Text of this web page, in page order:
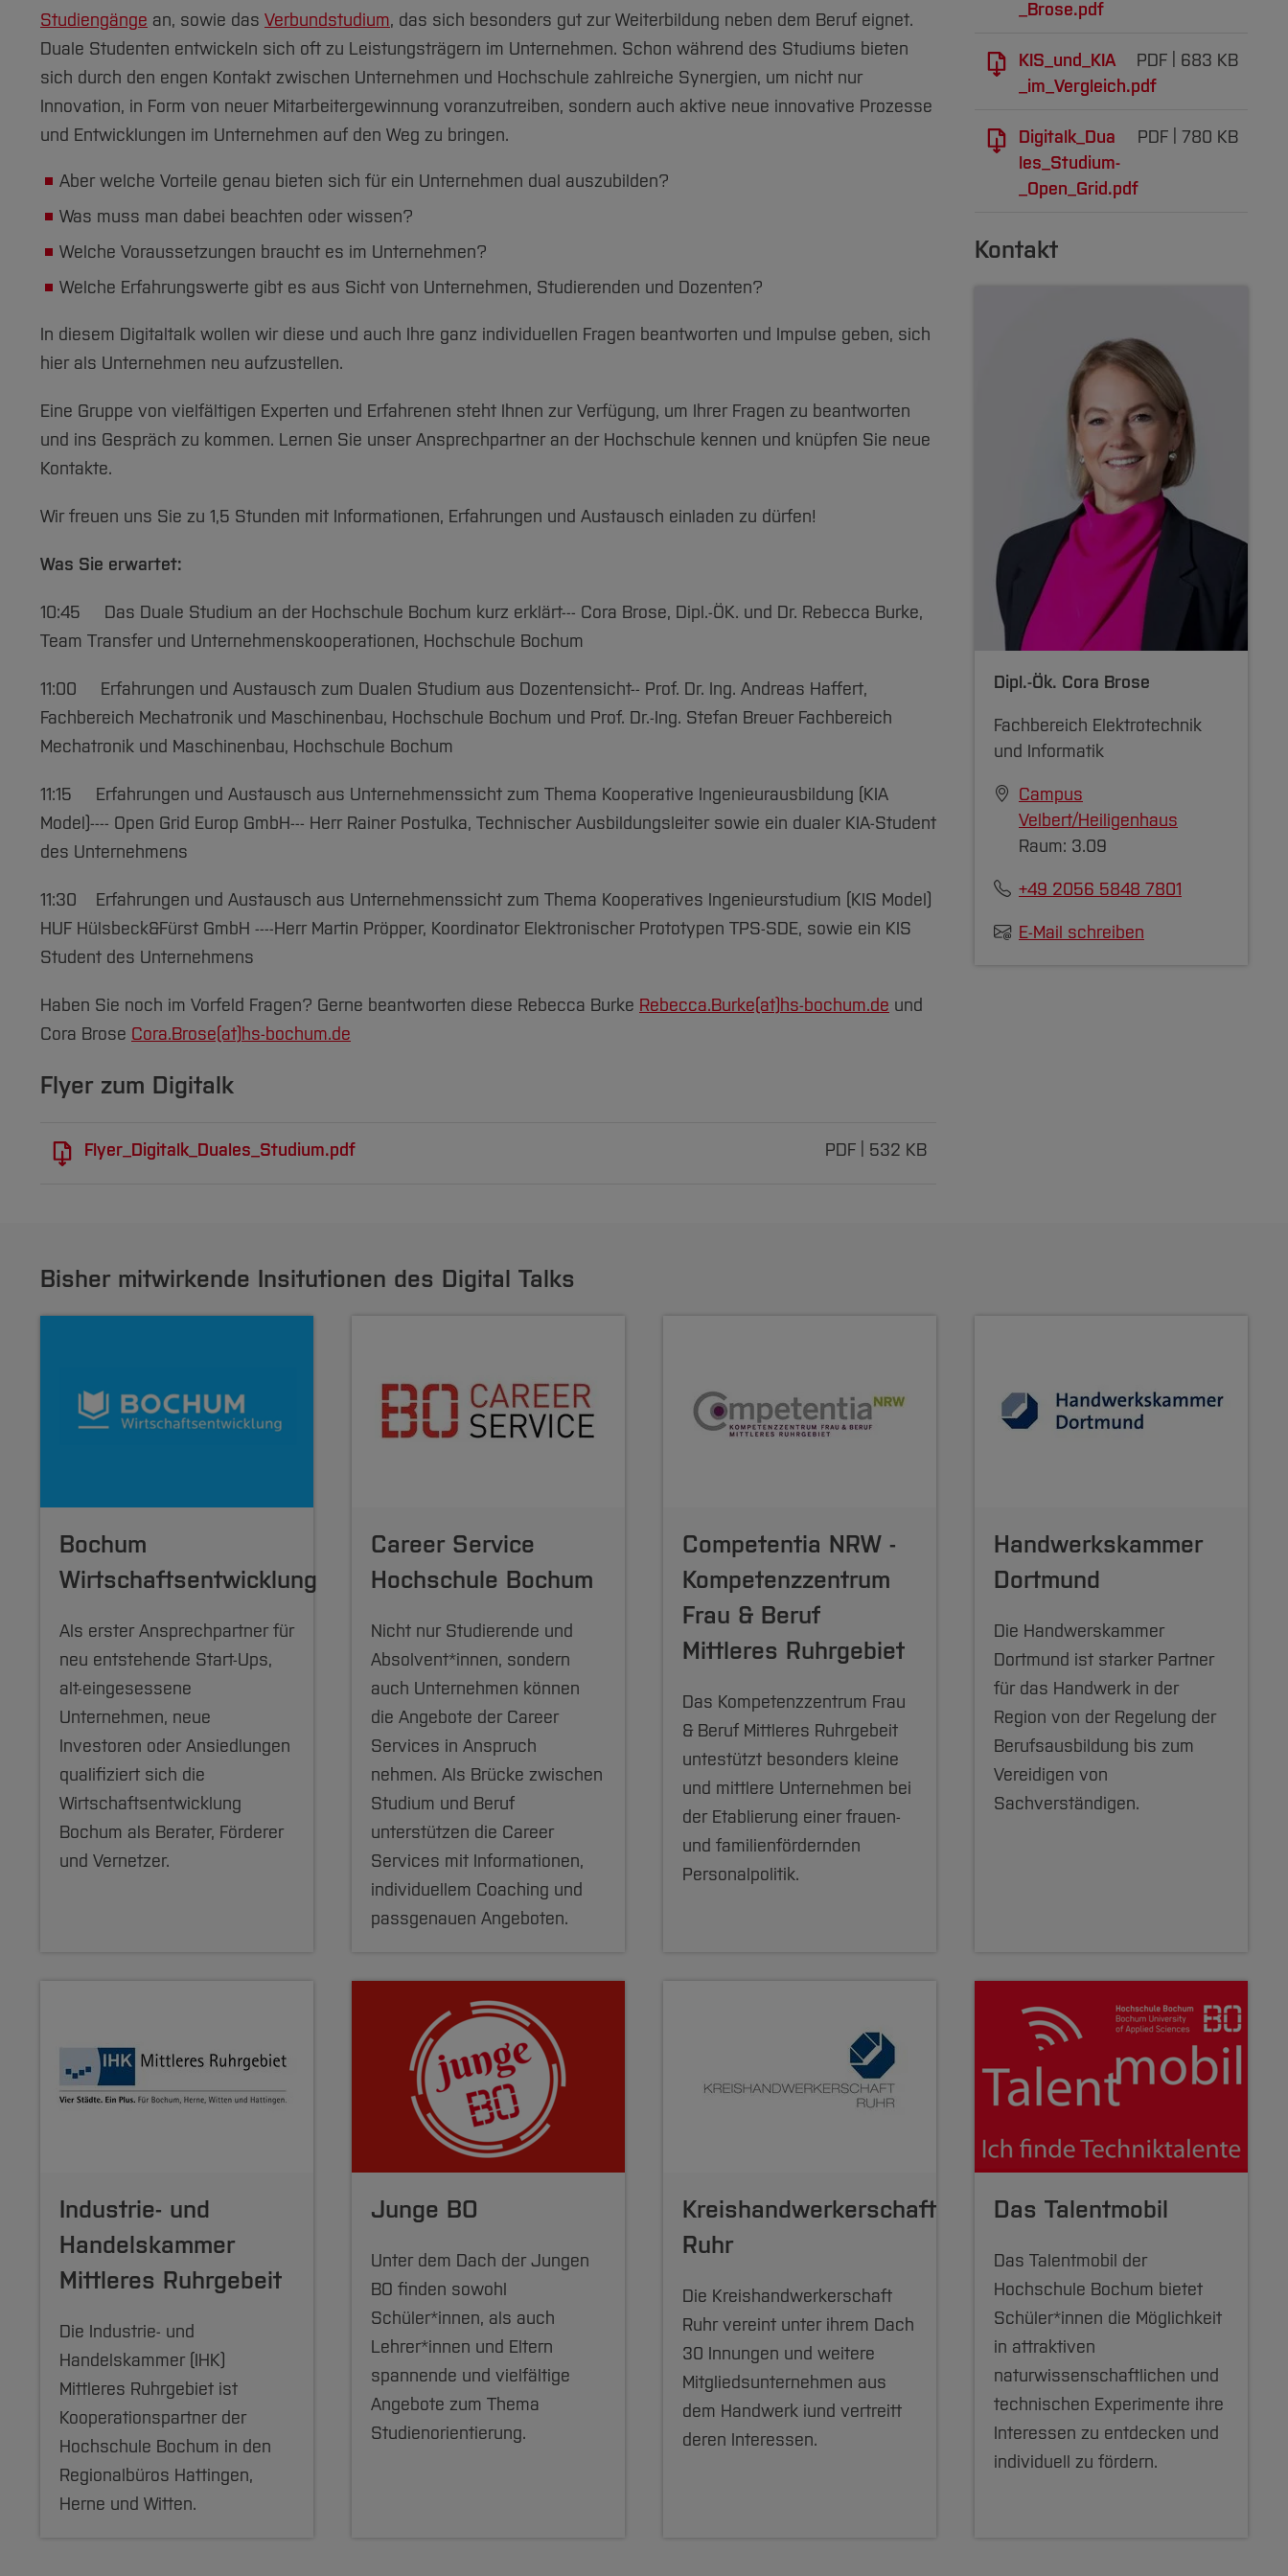
Studiengänge an, sowie das Verbundstudium, das sich besonders gut zur Weiterbildung neben dem Beruf eignet.
Duale Studenten entwickeln sich oft zu Leistungsträgern im Unternehmen. Schon während des Studiums bieten
sich durch den engen Kontakt zwischen Unternehmen und Hochschule zahlreiche Synergien, um nicht nur
Innovation, in Form von neuer Mitarbeitergewinnung voranzutreiben, sondern auch aktive neue innovative Prozesse
und Entwicklungen im Unternehmen auf den Weg zu bringen.
Aber welche Vorteile genau bieten sich für ein Unternehmen dual auszubilden?
Was muss man dabei beachten oder wissen?
Welche Voraussetzungen braucht es im Unternehmen?
Welche Erfahrungswerte gibt es aus Sicht von Unternehmen, Studierenden und Dozenten?
In diesem Digitaltalk wollen wir diese und auch Ihre ganz individuellen Fragen beantworten und Impulse geben, sich
hier als Unternehmen neu aufzustellen.
Eine Gruppe von vielfältigen Experten und Erfahrenen steht Ihnen zur Verfügung, um Ihrer Fragen zu beantworten
und ins Gespräch zu kommen. Lernen Sie unser Ansprechpartner an der Hochschule kennen und knüpfen Sie neue
Kontakte.
Wir freuen uns Sie zu 1,5 Stunden mit Informationen, Erfahrungen und Austausch einladen zu dürfen!
Was Sie erwartet:
10:45 Das Duale Studium an der Hochschule Bochum kurz erklärt--- Cora Brose, Dipl.-ÖK. und Dr. Rebecca Burke,
Team Transfer und Unternehmenskooperationen, Hochschule Bochum
11:00 Erfahrungen und Austausch zum Dualen Studium aus Dozentensicht-- Prof. Dr. Ing. Andreas Haffert,
Fachbereich Mechatronik und Maschinenbau, Hochschule Bochum und Prof. Dr.-Ing. Stefan Breuer Fachbereich
Mechatronik und Maschinenbau, Hochschule Bochum
11:15 Erfahrungen und Austausch aus Unternehmenssicht zum Thema Kooperative Ingenieurausbildung (KIA
Model)---- Open Grid Europ GmbH--- Herr Rainer Postulka, Technischer Ausbildungsleiter sowie ein dualer KIA-Student
des Unternehmens
11:30 Erfahrungen und Austausch aus Unternehmenssicht zum Thema Kooperatives Ingenieurstudium (KIS Model)
HUF Hülsbeck&Fürst GmbH ----Herr Martin Pröpper, Koordinator Elektronischer Prototypen TPS-SDE, sowie ein KIS
Student des Unternehmens
Haben Sie noch im Vorfeld Fragen? Gerne beantworten diese Rebecca Burke Rebecca.Burke(at)hs-bochum.de und
Cora Brose Cora.Brose(at)hs-bochum.de
Flyer zum Digitalk
PDF 532 KB
Flyer_Digitalk_Duales_Studium.pdf
_Brose.pdf
PDF 683 KB
KIS_und_KIA
_im_Vergleich.pdf
PDF 780 KB
Digitalk_Dua
les_Studium-
_Open_Grid.pdf
Kontakt
Dipl.-Ök. Cora Brose
Fachbereich Elektrotechnik
und Informatik
Campus
Velbert/Heiligenhaus
Raum: 3.09
+49 2056 5848 7801
E-Mail schreiben
Bisher mitwirkende Insitutionen des Digital Talks
Bochum
Wirtschaftsentwicklung
Als erster Ansprechpartner für
neu entstehende Start-Ups,
alt-eingesessene
Unternehmen, neue
Investoren oder Ansiedlungen
qualifiziert sich die
Wirtschaftsentwicklung
Bochum als Berater, Förderer
und Vernetzer.
Career Service
Hochschule Bochum
Nicht nur Studierende und
Absolvent*innen, sondern
auch Unternehmen können
die Angebote der Career
Services in Anspruch
nehmen. Als Brücke zwischen
Studium und Beruf
unterstützen die Career
Services mit Informationen,
individuellem Coaching und
passgenauen Angeboten.
Competentia NRW -
Kompetenzzentrum
Frau & Beruf
Mittleres Ruhrgebiet
Das Kompetenzzentrum Frau
& Beruf Mittleres Ruhrgebeit
untestützt besonders kleine
und mittlere Unternehmen bei
der Etablierung einer frauen-
und familienfördernden
Personalpolitik.
Handwerkskammer
Dortmund
Die Handwerskammer
Dortmund ist starker Partner
für das Handwerk in der
Region von der Regelung der
Berufsausbildung bis zum
Vereidigen von
Sachverständigen.
Industrie- und
Handelskammer
Mittleres Ruhrgebeit
Die Industrie- und
Handelskammer (IHK)
Mittleres Ruhrgebiet ist
Kooperationspartner der
Hochschule Bochum in den
Regionalbüros Hattingen,
Herne und Witten.
Junge BO
Unter dem Dach der Jungen
BO finden sowohl
Schüler*innen, als auch
Lehrer*innen und Eltern
spannende und vielfältige
Angebote zum Thema
Studienorientierung.
Kreishandwerkerschaft
Ruhr
Die Kreishandwerkerschaft
Ruhr vereint unter ihrem Dach
30 Innungen und weitere
Mitgliedsunternehmen aus
dem Handwerk iund vertreitt
deren Interessen.
Das Talentmobil
Das Talentmobil der
Hochschule Bochum bietet
Schüler*innen die Möglichkeit
in attraktiven
naturwissenschaftlichen und
technischen Experimente ihre
Interessen zu entdecken und
individuell zu fördern.